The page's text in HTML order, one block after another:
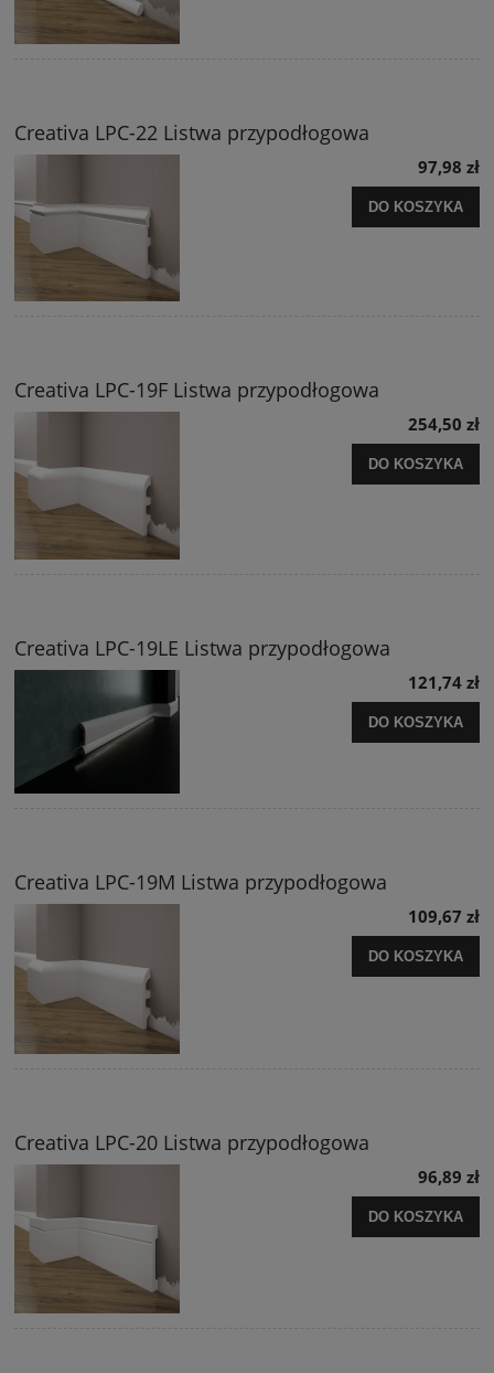
Creativa LPC-22 Listwa przypodłogowa
97,98 zł
DO KOSZYKA
Creativa LPC-19F Listwa przypodłogowa
254,50 zł
DO KOSZYKA
Creativa LPC-19LE Listwa przypodłogowa
121,74 zł
DO KOSZYKA
Creativa LPC-19M Listwa przypodłogowa
109,67 zł
DO KOSZYKA
Creativa LPC-20 Listwa przypodłogowa
96,89 zł
DO KOSZYKA